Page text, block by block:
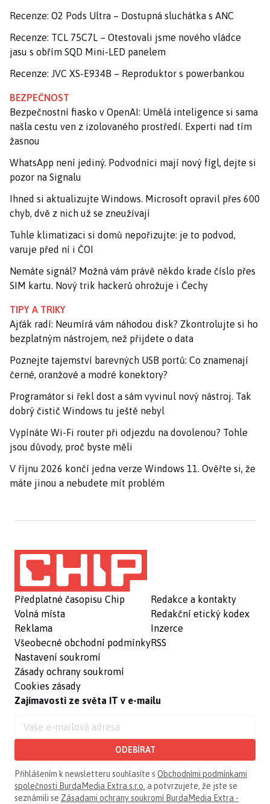
Recenze: O2 Pods Ultra – Dostupná sluchátka s ANC
Recenze: TCL 75C7L – Otestovali jsme nového vládce
jasu s obřím SQD Mini-LED panelem
Recenze: JVC XS-E934B – Reproduktor s powerbankou
BEZPEČNOST
Bezpečnostní fiasko v OpenAI: Umělá inteligence si sama
našla cestu ven z izolovaného prostředí. Experti nad tím
žasnou
WhatsApp není jediný. Podvodníci mají nový fígl, dejte si
pozor na Signalu
Ihned si aktualizujte Windows. Microsoft opravil přes 600
chyb, dvě z nich už se zneužívají
Tuhle klimatizaci si domů nepořizujte: je to podvod,
varuje před ní i ČOI
Nemáte signál? Možná vám právě někdo krade číslo přes
SIM kartu. Nový trik hackerů ohrožuje i Čechy
TIPY A TRIKY
Ajťák radí: Neumírá vám náhodou disk? Zkontrolujte si ho
bezplatným nástrojem, než přijdete o data
Poznejte tajemství barevných USB portů: Co znamenají
černé, oranžové a modré konektory?
Programátor si řekl dost a sám vyvinul nový nástroj. Tak
dobrý čistič Windows tu ještě nebyl
Vypínáte Wi-Fi router při odjezdu na dovolenou? Tohle
jsou důvody, proč byste měli
V říjnu 2026 končí jedna verze Windows 11. Ověřte si, že
máte jinou a nebudete mít problém
Předplatné časopisu Chip
Volná místa
Reklama
Všeobecné obchodní podmínky
Nastavení soukromí
Zásady ochrany soukromí
Cookies zásady
Redakce a kontakty
Redakční etický kodex
Inzerce
RSS
Zajímavosti ze světa IT v e-mailu
ODEBÍRAT
Přihlášením k newsletteru souhlasíte s Obchodními podmínkami
společnosti BurdaMedia Extra s.r.o. a potvrzujete, že jste se
seznámili se Zásadami ochrany soukromí BurdaMedia Extra -